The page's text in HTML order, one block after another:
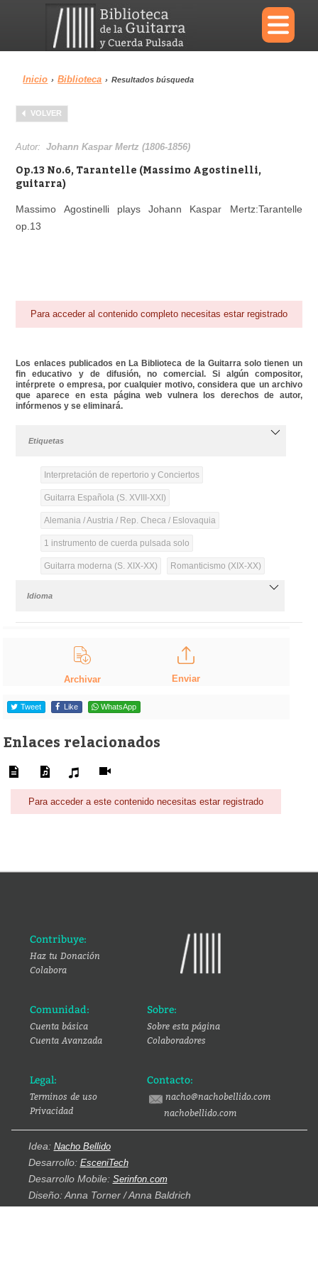
×
Menu
Biblioteca
Área personal Reproductor
Inicio › Biblioteca › Resultados búsqueda
VOLVER
Autor:Johann Kaspar Mertz (1806-1856)
Op.13 No.6, Tarantelle (Massimo Agostinelli,
guitarra)
Massimo Agostinelli plays Johann Kaspar Mertz:Tarantelle
op.13
Para acceder al contenido completo necesitas estar registrado
Los enlaces publicados en La Biblioteca de la Guitarra solo tienen un
fin educativo y de difusión, no comercial. Si algún compositor,
intérprete o empresa, por cualquier motivo, considera que un archivo
que aparece en esta página web vulnera los derechos de autor,
infórmenos y se eliminará.
Etiquetas
Interpretación de repertorio y Conciertos
Guitarra Española (S. XVIII-XXI)
Alemania / Austria / Rep. Checa / Eslovaquia
1 instrumento de cuerda pulsada solo
Guitarra moderna (S. XIX-XX) Romanticismo (XIX-XX)
Idioma
Archivar Enviar
Tweet Like WhatsApp
Enlaces relacionados
Para acceder a este contenido necesitas estar registrado
Contribuye:
Haz tu Donación
Colabora
Comunidad:
Cuenta básica
Cuenta Avanzada
Sobre:
Sobre esta página
Colaboradores
Legal:
Terminos de uso
Privacidad
Contacto:
nacho@nachobellido.com
nachobellido.com
Idea: Nacho Bellido
Desarrollo: EsceniTech
Desarrollo Mobile: Serinfon.com
Diseño: Anna Torner / Anna Baldrich